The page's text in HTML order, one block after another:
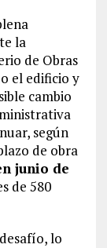
la
de Obras
el edificio y
cambio
según
de obra
junio de
de 580
lo